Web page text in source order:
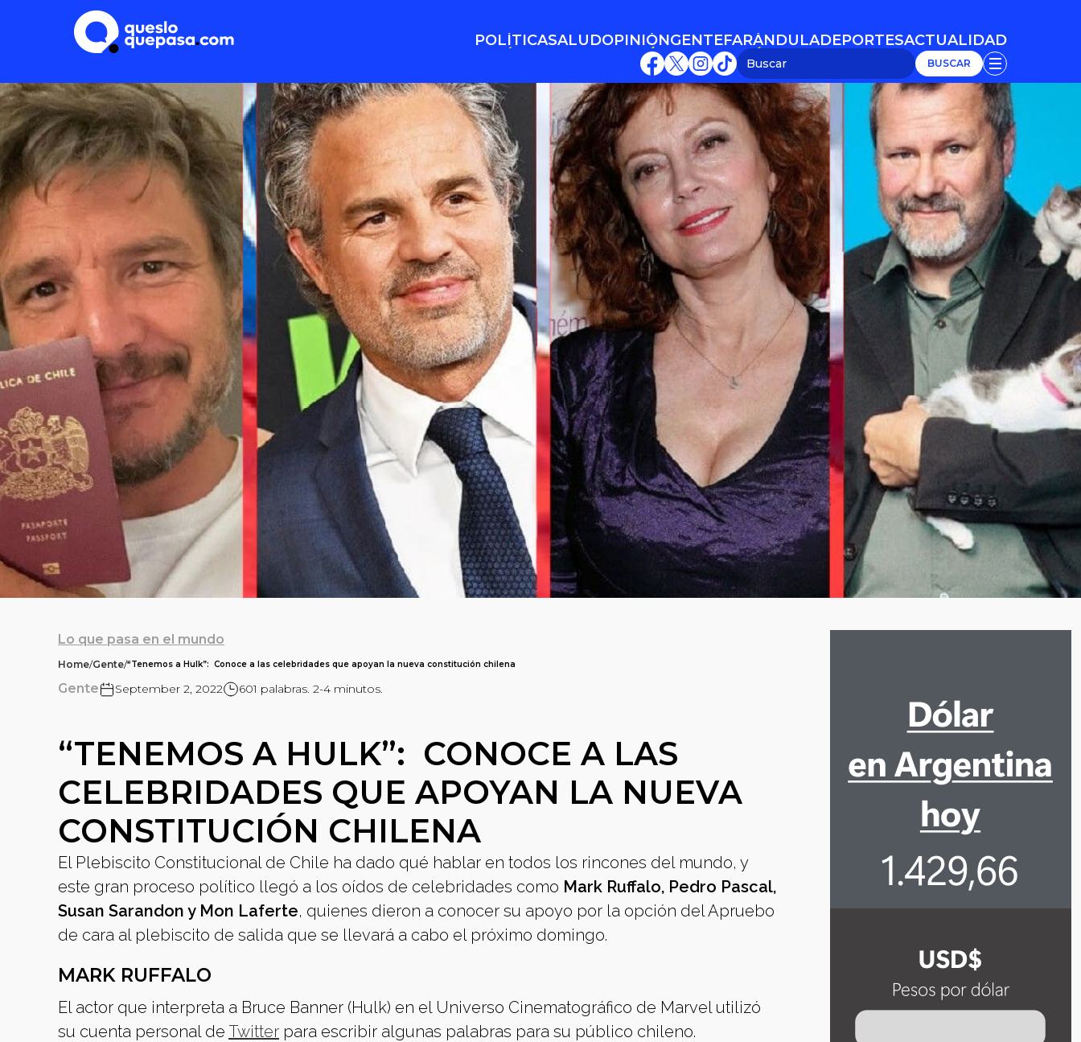
POLÍTICASALUDOPINIÓN
OPINIÓN
GENTE
GENTE
FARÁNDULA
FARÁNDULA
DEPORTESACTUALIDAD
ACTUALIDAD
Lo que pasa en el mundo
Home/Gente/“Tenemos a Hulk”: Conoce a las celebridades que apoyan la nueva constitución chilena
Gente September 2, 2022 601 palabras. 2-4 minutos.
“TENEMOS A HULK”: CONOCE A LAS
CELEBRIDADES QUE APOYAN LA NUEVA
CONSTITUCIÓN CHILENA
El Plebiscito Constitucional de Chile ha dado qué hablar en todos los rincones del mundo, y
este gran proceso político llegó a los oídos de celebridades como Mark Ruffalo, Pedro Pascal,
Susan Sarandon y Mon Laferte, quienes dieron a conocer su apoyo por la opción del Apruebo
de cara al plebiscito de salida que se llevará a cabo el próximo domingo.
MARK RUFFALO
El actor que interpreta a Bruce Banner (Hulk) en el Universo Cinematográfico de Marvel utilizó
su cuenta personal de Twitter para escribir algunas palabras para su público chileno.